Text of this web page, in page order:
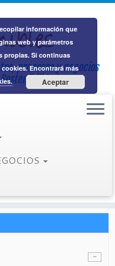
procesos y negocios
aislamiento
información que
web y parámetros
propias. Si continuas
Encontrará más
Aceptar